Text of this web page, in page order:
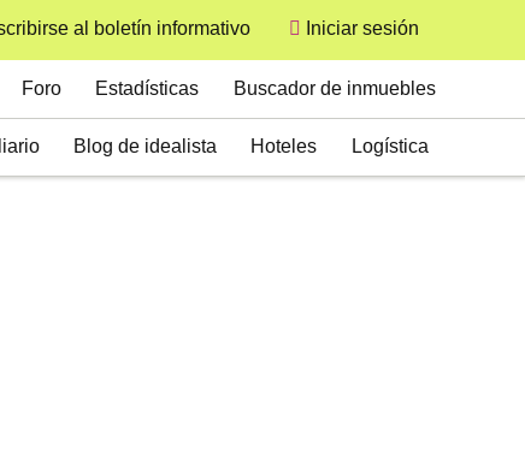
al boletín informativo
User
Iniciar sesión
Blog de idealista Hoteles Logística
Foro Estadísticas Buscador de inmuebles